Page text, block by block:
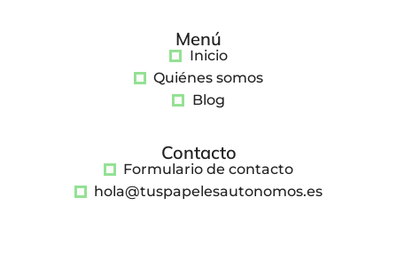
Menú
Inicio
Quiénes somos
Blog
Contacto
Formulario de contacto
hola@tuspapelesautonomos.es